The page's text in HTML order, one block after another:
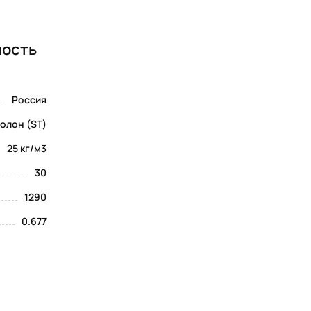
Россия
(ST)
25 кг/м3
30
1290
0.677